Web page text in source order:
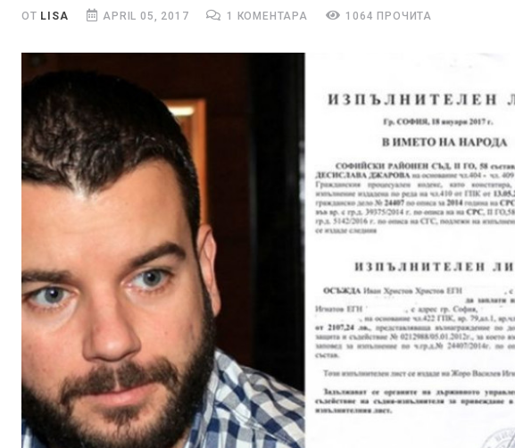
ОТ LISA APRIL 05, 2017 1 КОМЕНТАРА 1064 ПРОЧИТА